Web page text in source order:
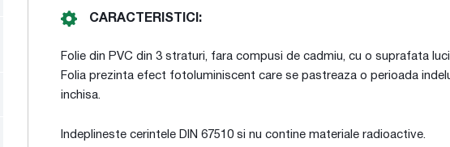
CARACTERISTICI:
Folie din PVC din 3 straturi, fara compusi de cadmiu, cu o suprafata
Folia prezinta efect fotoluminiscent care se pastreaza o perioada
inchisa.
Indeplineste cerintele DIN 67510 si nu contine materiale radioactive.